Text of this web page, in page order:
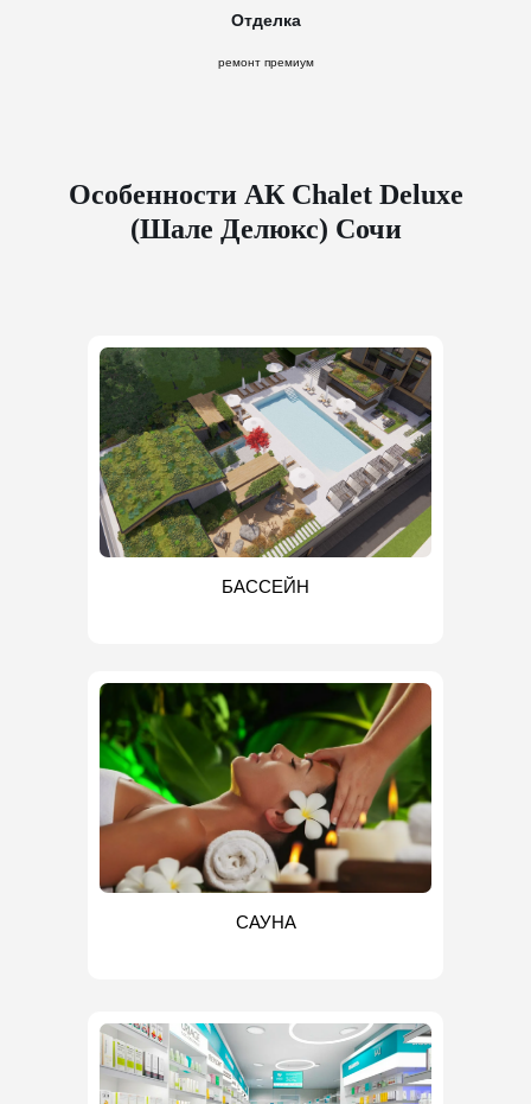
Отделка
ремонт премиум
Особенности АК Chalet Deluxe
(Шале Делюкс) Сочи
БАССЕЙН
САУНА